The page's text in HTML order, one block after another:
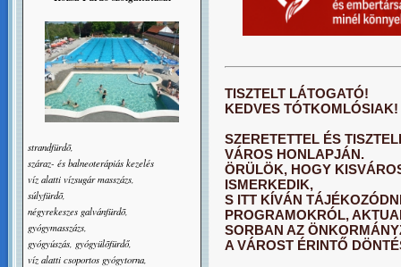
TISZTELT LÁTOGATÓ!
KEDVES TÓTKOMLÓSIAK!
SZERETETTEL ÉS
VÁROS HONLAPJÁN.
ÖRÜLÖK, HOGY
ISMERKEDIK,
S ITT KÍVÁN
PROGRAMOKRÓL,
SORBAN AZ
A VÁROST ÉRINTŐ
strandfürdõ,
száraz- és balneoterápiás kezelés
víz alatti vízsugár masszázs,
súlyfürdõ,
négyrekeszes galvánfürdõ,
gyógymasszázs,
gyógyúszás, gyógyülõfürdő,
víz alatti csoportos gyógytorna,